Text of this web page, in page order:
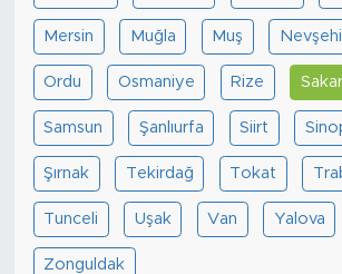
Mersin Muğla Muş
Ordu Osmaniye Rize
Samsun Şanlıurfa Siirt
Şırnak Tekirdağ Tokat
Tunceli Uşak Van Yalova
Zonguldak